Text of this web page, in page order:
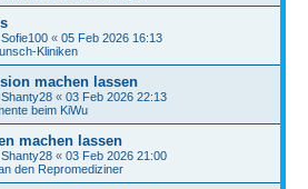
Sofie100 « 05 Feb 2026 16:13
Kliniken
machen lassen
Shanty28 « 03 Feb 2026 22:13
beim KiWu
machen lassen
Shanty28 « 03 Feb 2026 21:00
den Repromediziner